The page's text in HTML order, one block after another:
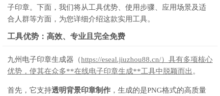
子印章。下面，我们将从工具优势、使用步骤、应用场景及适
合人群等方面，为您详细介绍这款实用工具。
工具优势：高效、专业且完全免费
九州电子印章生成器（https://eseal.jiuzhou88.cn/）具有多项核心
优势，使其在众多**在线电子印章生成**工具中脱颖而出 。
首先，它支持透明背景印章制作 ，生成的是PNG格式的高质量